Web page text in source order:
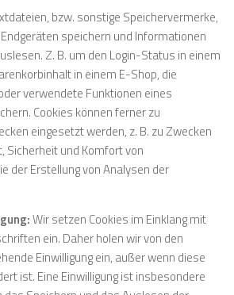
bzw. sonstige Speichervermerke,
speichern und Informationen
Z. B. um den Login-Status in einem
in einem E-Shop, die
verwendete Funktionen eines
Cookies können ferner zu
eingesetzt werden, z. B. zu Zwecken
Sicherheit und Komfort von
der Erstellung von Analysen der
Wir setzen Cookies im Einklang mit
ein. Daher holen wir von den
Einwilligung ein, außer wenn diese
ist. Eine Einwilligung ist insbesondere